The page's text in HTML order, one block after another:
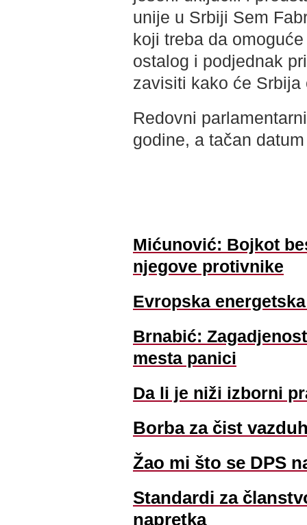
unije u Srbiji Sem
koji treba da
ostalog i podjednak
zavisiti kako će Srbija
Redovni
godine, a tačan
Mićunović: Bojkot
njegove protivnike
Evropska
Brnabić:
mesta panici
Da li je niži izborni
Borba za čist
Žao mi što se DPS
Standardi za
napretka